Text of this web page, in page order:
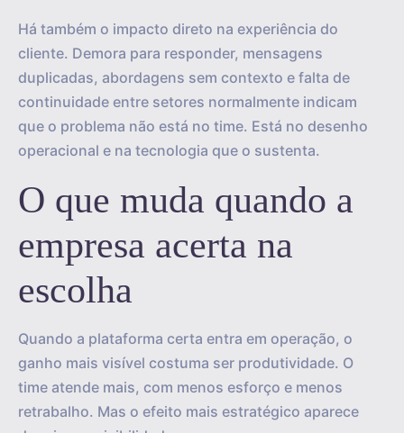
Há também o impacto direto na experiência do
cliente. Demora para responder, mensagens
duplicadas, abordagens sem contexto e falta de
continuidade entre setores normalmente indicam
que o problema não está no time. Está no desenho
operacional e na tecnologia que o sustenta.
O que muda quando a
empresa acerta na
escolha
Quando a plataforma certa entra em operação, o
ganho mais visível costuma ser produtividade. O
time atende mais, com menos esforço e menos
retrabalho. Mas o efeito mais estratégico aparece